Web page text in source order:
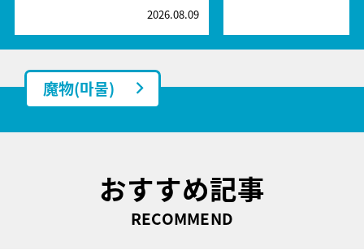
2026.08.09
魔物(마물)
おすすめ記事
RECOMMEND